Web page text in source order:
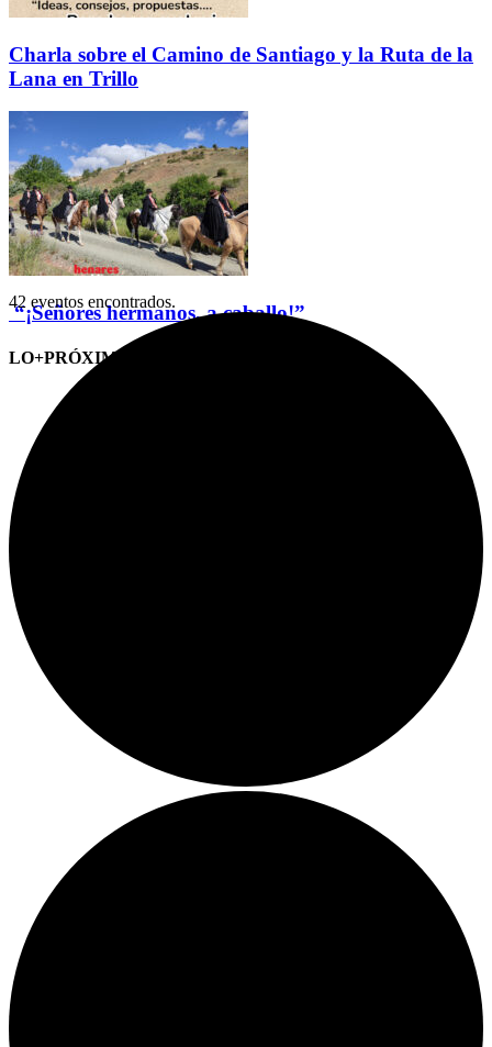
Charla sobre el Camino de Santiago y la Ruta de la
Lana en Trillo
“¡Señores hermanos, a caballo!”
LO+PRÓXIMO (CITAS)
42 eventos encontrados.